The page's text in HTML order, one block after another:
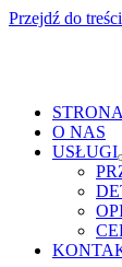
Przejdź do treści
O NAS
USŁUGI